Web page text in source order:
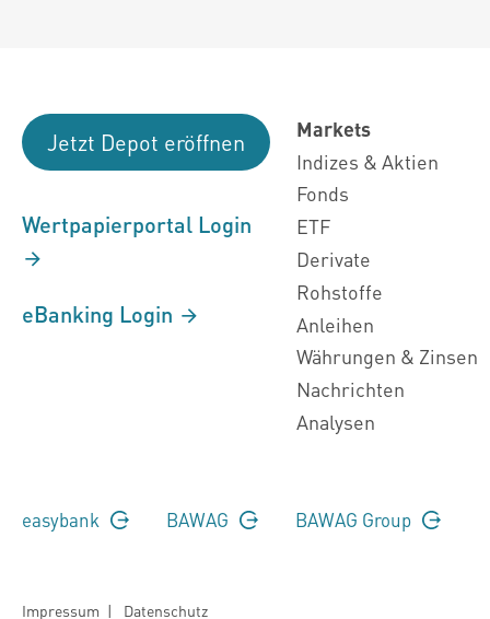
Jetzt Depot eröffnen
Wertpapierportal Login
eBanking Login
Markets
Indizes & Aktien
Fonds
ETF
Derivate
Rohstoffe
Anleihen
Währungen & Zinsen
Nachrichten
Analysen
easybank BAWAG BAWAG Group
Impressum | Datenschutz